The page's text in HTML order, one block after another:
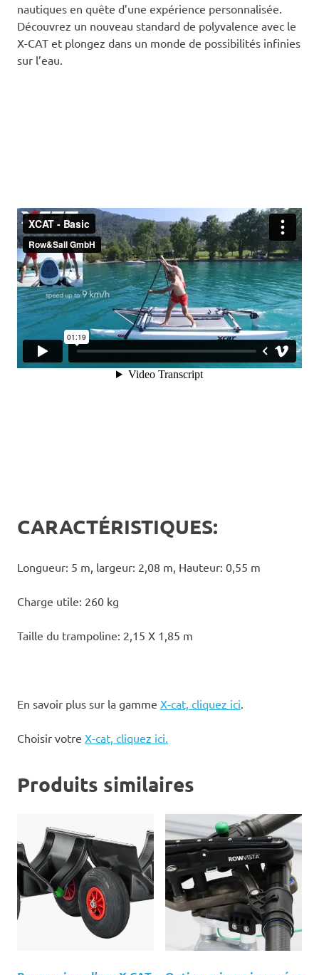
nautiques en quête d’une expérience personnalisée.
Découvrez un nouveau standard de polyvalence avec le
X-CAT et plongez dans un monde de possibilités infinies
sur l’eau.
CARACTÉRISTIQUES:
Longueur: 5 m, largeur: 2,08 m, Hauteur: 0,55 m
Charge utile: 260 kg
Taille du trampoline: 2,15 X 1,85 m
En savoir plus sur la gamme X-cat, cliquez ici
Choisir votre X-cat, cliquez ici.
Produits similaires